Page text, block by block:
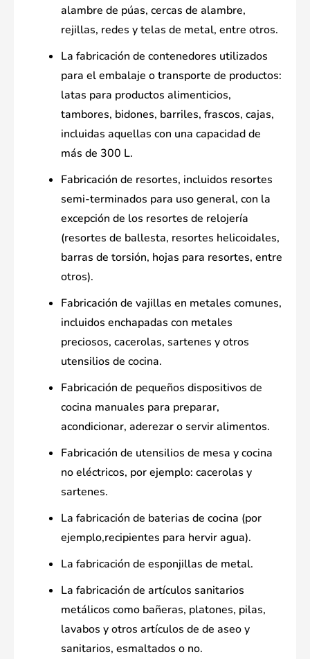
alambre de púas, cercas de alambre,
rejillas, redes y telas de metal, entre otros.
La fabricación de contenedores utilizados
para el embalaje o transporte de productos:
latas para productos alimenticios,
tambores, bidones, barriles, frascos, cajas,
incluidas aquellas con una capacidad de
más de 300 L.
Fabricación de resortes, incluidos resortes
semi-terminados para uso general, con la
excepción de los resortes de relojería
(resortes de ballesta, resortes helicoidales,
barras de torsión, hojas para resortes, entre
otros).
Fabricación de vajillas en metales comunes,
incluidos enchapadas con metales
preciosos, cacerolas, sartenes y otros
utensilios de cocina.
Fabricación de pequeños dispositivos de
cocina manuales para preparar,
acondicionar, aderezar o servir alimentos.
Fabricación de utensilios de mesa y cocina
no eléctricos, por ejemplo: cacerolas y
sartenes.
La fabricación de baterias de cocina (por
ejemplo,recipientes para hervir agua).
La fabricación de esponjillas de metal.
La fabricación de artículos sanitarios
metálicos como bañeras, platones, pilas,
lavabos y otros artículos de de aseo y
sanitarios, esmaltados o no.